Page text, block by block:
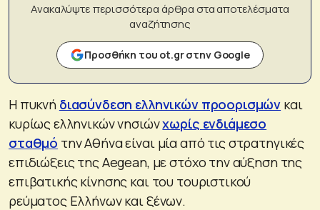
Ανακαλύψτε περισσότερα άρθρα στα αποτελέσματα
αναζήτησης
Προσθήκη του ot.gr στην Google
Η πυκνή διασύνδεση ελληνικών προορισμών και
κυρίως ελληνικών νησιώνχωρίς ενδιάμεσο
σταθμό την Αθήνα είναι μία από τις στρατηγικές
επιδιώξεις της Aegean, με στόχο την αύξηση της
επιβατικής κίνησης και του τουριστικού
ρεύματος Ελλήνων και ξένων.